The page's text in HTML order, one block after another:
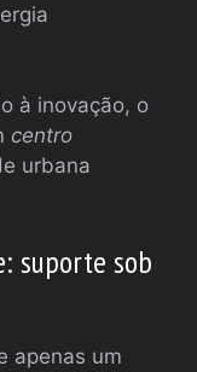
à inovação, o
centro
urbana
suporte sob
apenas um